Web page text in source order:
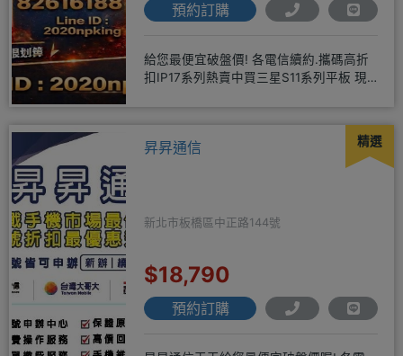
預約訂購
給您最便宜破盤價! 各電信續約.攜碼高折
扣IP17系列熱賣中買三星S11系列平板 現
精選
昇昇通信
新北市板橋區中正路144號
$18,790
預約訂購